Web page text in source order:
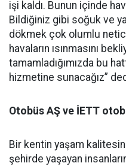
işi kaldı. Bunun içinde
Bildiğiniz gibi soğuk ve
dökmek çok olumlu
havaların ısınmasını
tamamladığımızda bu
hizmetine sunacağız”
Otobüs AŞ ve İETT
Bir kentin yaşam
şehirde yaşayan